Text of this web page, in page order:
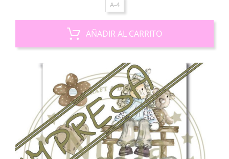
A-4
AÑADIR AL CARRITO